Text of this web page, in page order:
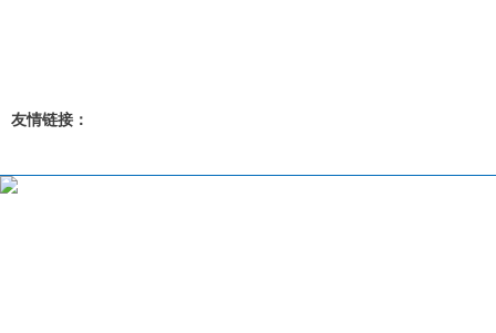
友情链接：